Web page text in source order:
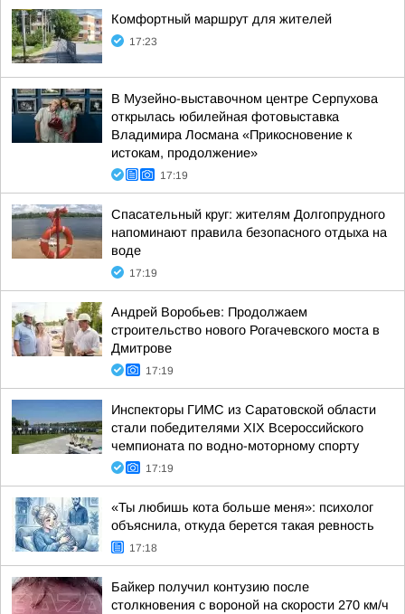
Комфортный маршрут для жителей
17:23
В Музейно-выставочном центре Серпухова
открылась юбилейная фотовыставка
Владимира Лосмана «Прикосновение к
истокам, продолжение»
17:19
Спасательный круг: жителям Долгопрудного
напоминают правила безопасного отдыха на
воде
17:19
Андрей Воробьев: Продолжаем
строительство нового Рогачевского моста в
Дмитрове
17:19
Инспекторы ГИМС из Саратовской области
стали победителями XIX Всероссийского
чемпионата по водно-моторному спорту
17:19
«Ты любишь кота больше меня»: психолог
объяснила, откуда берется такая ревность
17:18
Байкер получил контузию после
столкновения с вороной на скорости 270 км/ч